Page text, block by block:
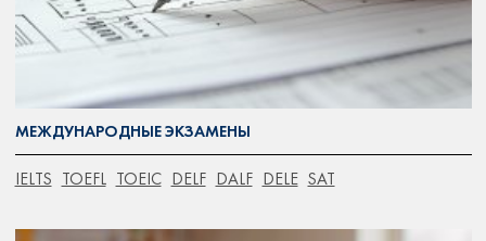
МЕЖДУНАРОДНЫЕ ЭКЗАМЕНЫ
IELTS TOEFL TOEIC DELF DALF DELE SAT